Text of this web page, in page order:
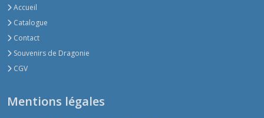
Accueil
Catalogue
Contact
Souvenirs de Dragonie
CGV
Mentions légales